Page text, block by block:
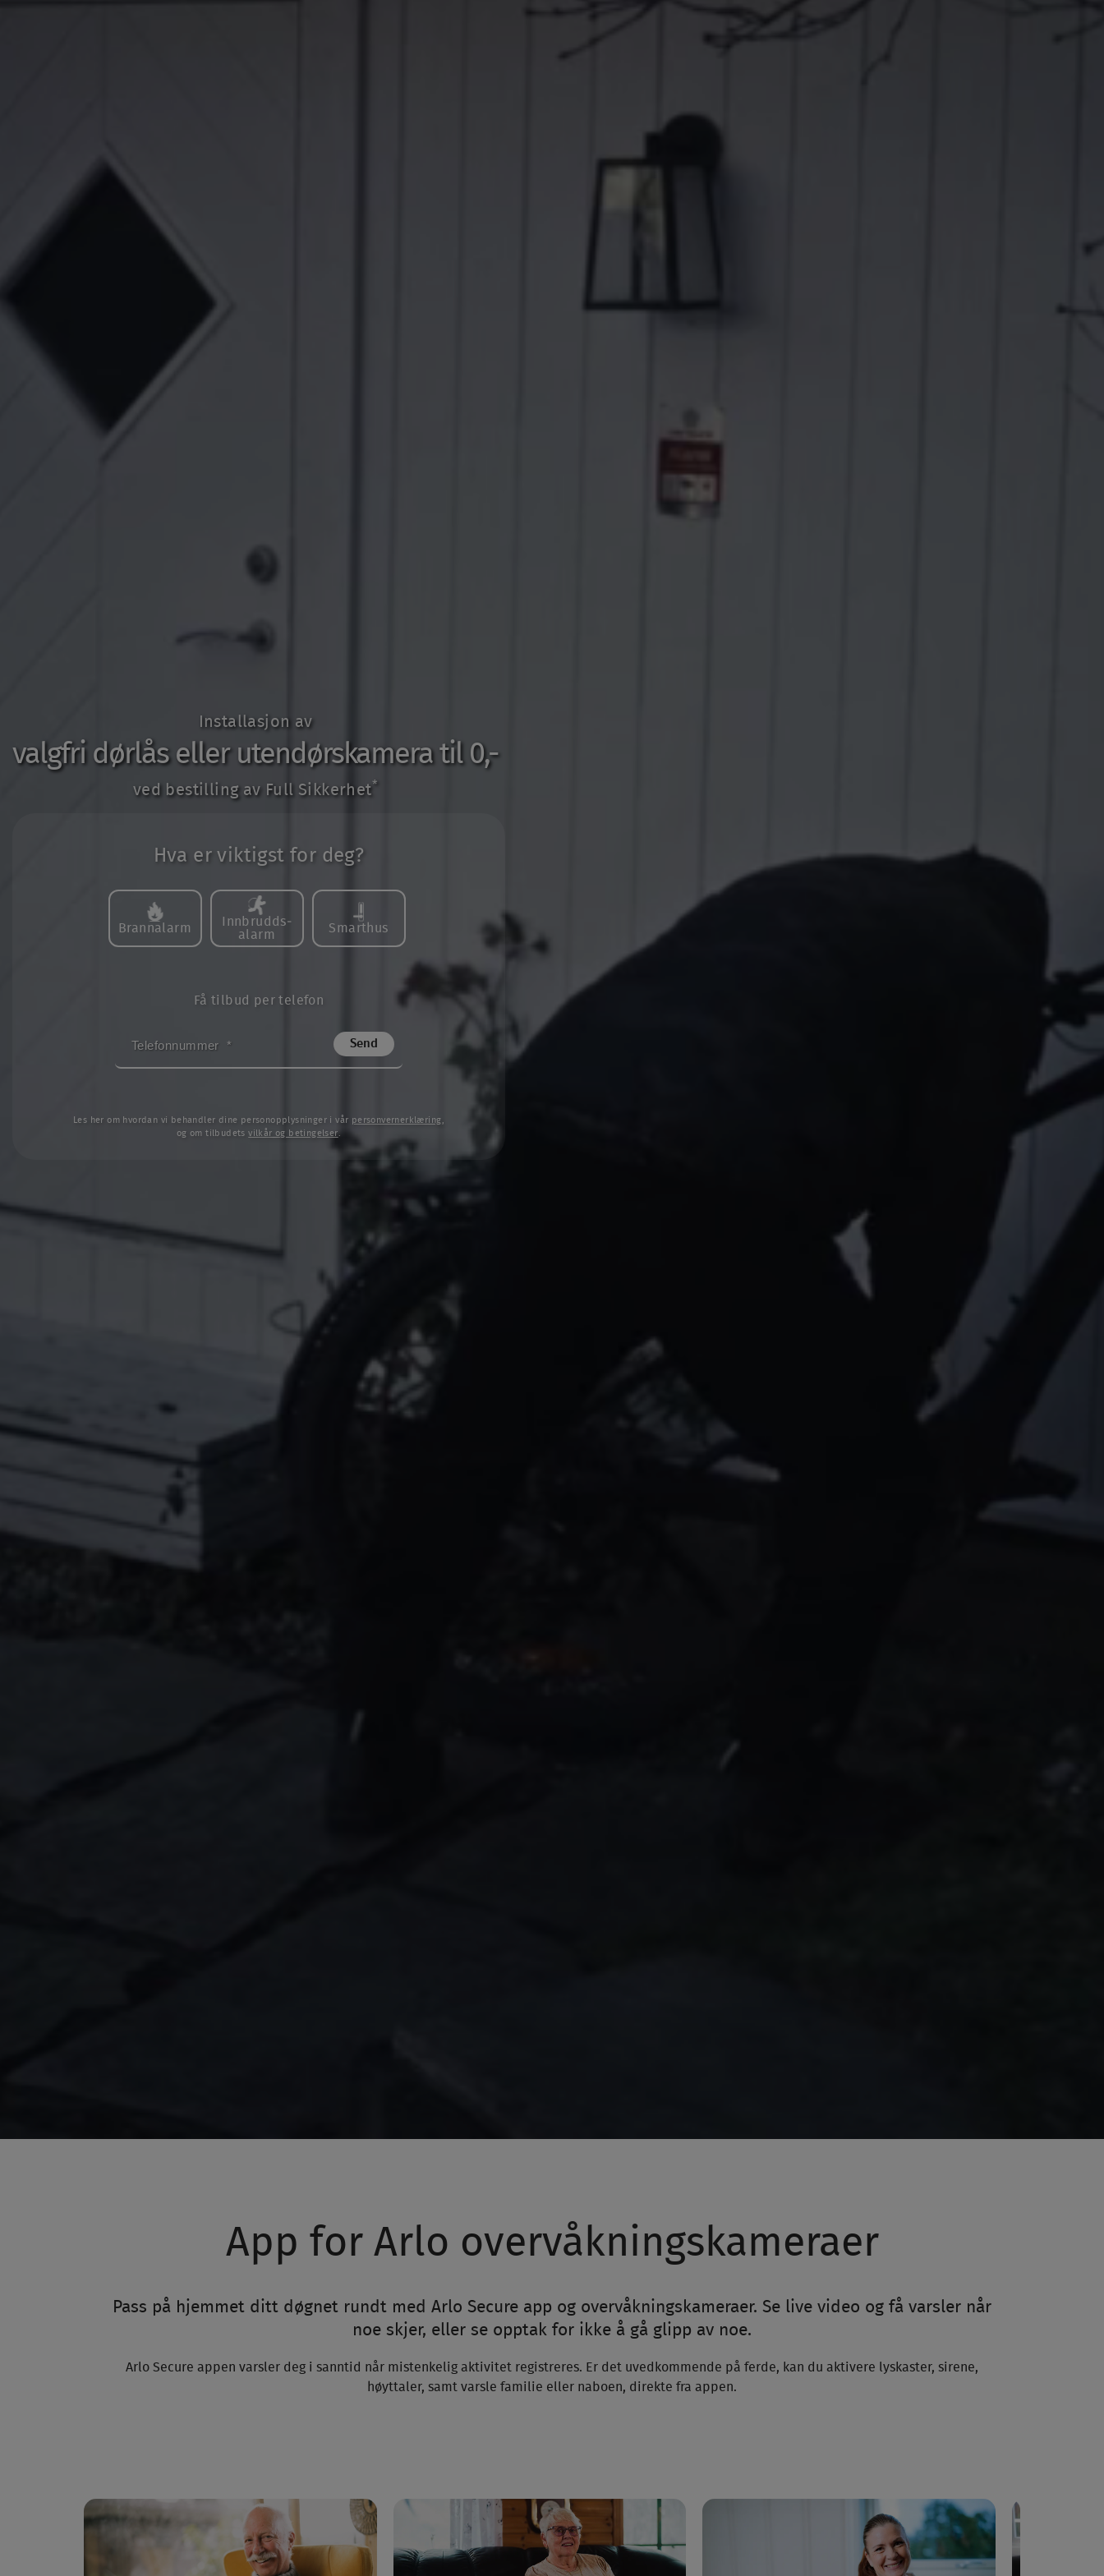
Installasjon av
valgfri dørlås eller utendørskamera til 0,-
ved bestilling av Full Sikkerhet*
Hva er viktigst for deg?
Brannalarm
Innbrudds­
alarm
Smarthus
Få tilbud per telefon
Les her om hvordan vi behandler dine personopplysninger i vår personvernerklæring
og om tilbudetsvilkår og betingelser
App for Arlo overvåknings­kameraer
Pass på hjemmet ditt døgnet rundt med Arlo Secure app og overvåkningskameraer. Se live video og få varsler når
noe skjer, eller se opptak for ikke å gå glipp av noe.
Arlo Secure appen varsler deg i sanntid når mistenkelig aktivitet registreres. Er det uvedkommende på ferde, kan du aktivere lyskaster, sirene,
høyttaler, samt varsle familie eller naboen, direkte fra appen.